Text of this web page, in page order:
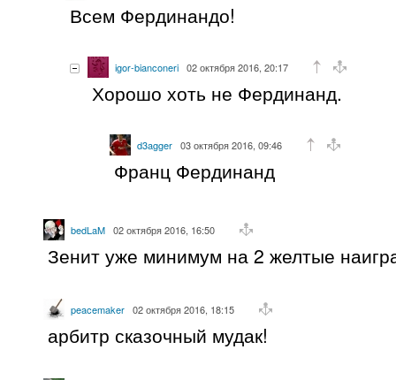
Всем Фердинандо!
igor-bianconeri 02 октября 2016, 20:17
Хорошо хоть не Фердинанд.
d3agger 03 октября 2016, 09:46
Франц Фердинанд
bedLaM 02 октября 2016, 16:50
Зенит уже минимум на 2 желтые
peacemaker 02 октября 2016, 18:15
арбитр сказочный мудак!